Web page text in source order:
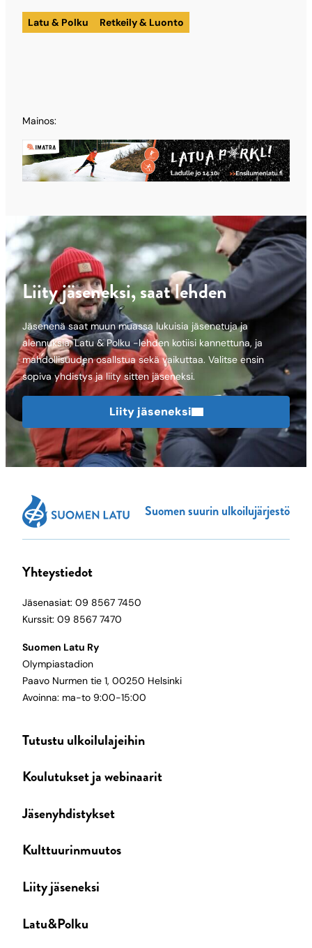
Latu & Polku Retkeily & Luonto
Mainos:
Liity jäseneksi, saat lehden
Jäsenenä saat muun muassa lukuisia jäsenetuja ja
alennuksia, Latu & Polku -lehden kotiisi kannettuna, ja
mahdollisuuden osallstua sekä vaikuttaa. Valitse ensin
sopiva yhdistys ja liity sitten jäseneksi.
Liity jäseneksi
Suomen suurin ulkoilujärjestö
Yhteystiedot
Jäsenasiat: 09 8567 7450
Kurssit: 09 8567 7470
Suomen Latu Ry
Olympiastadion
Paavo Nurmen tie 1, 00250 Helsinki
Avoinna: ma-to 9:00-15:00
Tutustu ulkoilulajeihin
Koulutukset ja webinaarit
Jäsenyhdistykset
Kulttuurinmuutos
Liity jäseneksi
Latu&Polku